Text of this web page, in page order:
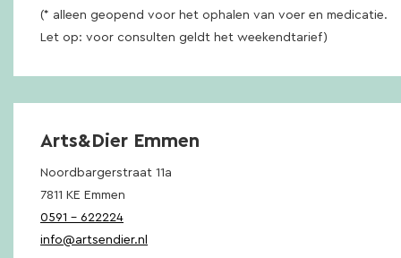
(* alleen geopend voor het ophalen van voer en medicatie.
Let op: voor consulten geldt het weekendtarief)
Arts&Dier Emmen
Noordbargerstraat 11a
7811 KE Emmen
0591 – 622224
info@artsendier.nl